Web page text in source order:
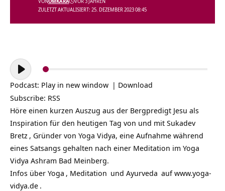
ZULETZT AKTUALISIERT: 25. DEZEMBER 2023 08:45
Audio-
Player
Podcast: Play in new window | Download
Subscribe: RSS
Höre einen kurzen Auszug aus der Bergpredigt Jesu als
Inspiration für den heutigen Tag von und mit Sukadev
Bretz , Gründer von Yoga Vidya, eine Aufnahme während
eines Satsangs gehalten nach einer Meditation im Yoga
Vidya Ashram Bad Meinberg.
Infos über Yoga , Meditation und Ayurveda aufwww.yoga-
vidya.de .